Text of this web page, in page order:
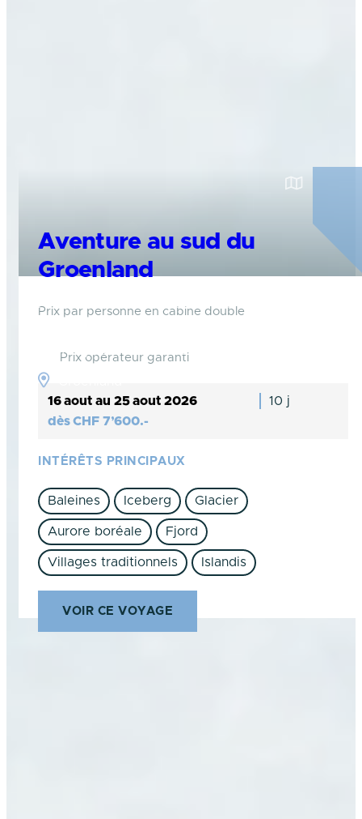
Aventure au sud du
Groenland
A travers de multiples activités à choix,
entre fjords et glaciers.
Prix par personne en cabine double
Prix opérateur garanti
16 aout au 25 aout 2026
10 j
dès CHF 7’600.-
INTÉRÊTS PRINCIPAUX
Baleines Iceberg Glacier
Aurore boréale Fjord
Villages traditionnels Islandis
VOIR CE VOYAGE